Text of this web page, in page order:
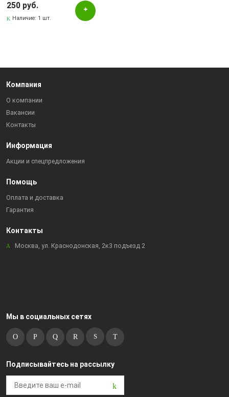
250 руб.
Наличие: 1 шт.
Компания
О компании
Вакансии
Контакты
Информация
Акции и спецпредложения
Помощь
Оплата и доставка
Гарантия
Контакты
Москва, ул. Краснодонская, 2к3 подъезд 2
Мы в социальных сетях
Подписывайтесь на рассылку